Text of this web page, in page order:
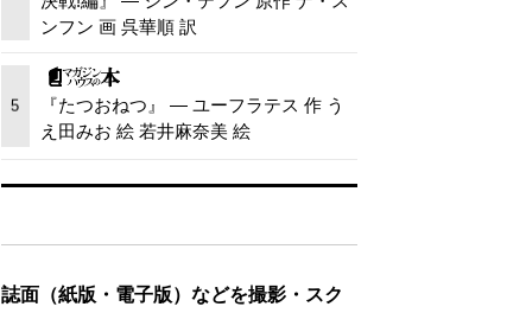
ンフン 画 呉華順 訳
5
『たつおねつ』 — ユーフラテス 作 う
え田みお 絵 若井麻奈美 絵
誌面（紙版・電子版）などを撮影・スク